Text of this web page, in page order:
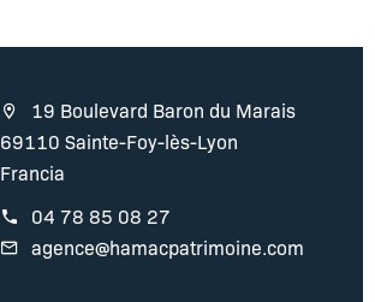
19 Boulevard Baron du Marais
69110 Sainte-Foy-lès-Lyon
Francia
04 78 85 08 27
agence@hamacpatrimoine.com